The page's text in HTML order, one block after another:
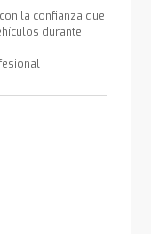
la confianza que
durante